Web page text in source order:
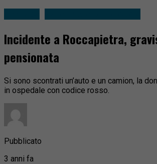
Incidente a Roccapietra,
pensionata
Si sono scontrati un’auto e un camion, la
in ospedale con codice rosso.
Pubblicato
3 anni fa